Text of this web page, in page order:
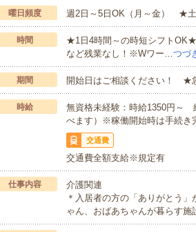
曜日頻度 週2日～5日OK（月～金） ★
時間
★1日4時間～の時短シフトOK★
など残業なし！※Wワー…つづ
期間 開始日はご相談ください！ ★
時給
無資格未経験：時給1350円～
べます）※稼働開始時は手続き
交通費
交通費全額支給※規定有
仕事内容
介護関連
＊入居者の方の「ありがとう
ゃん、おばあちゃんが暮らす